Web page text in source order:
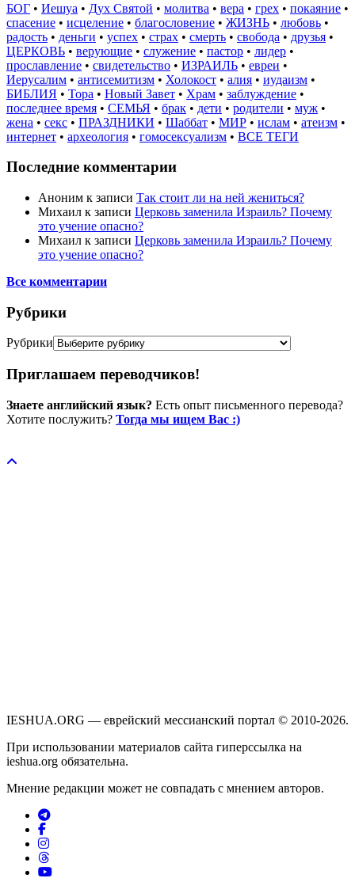
БОГ • Иешуа • Дух Святой • молитва • вера • грех • покаяние •
спасение • исцеление • благословение • ЖИЗНЬ • любовь •
радость • деньги • успех • страх • смерть • свобода • друзья •
ЦЕРКОВЬ • верующие • служение • пастор • лидер •
прославление • свидетельство • ИЗРАИЛЬ • евреи •
Иерусалим • антисемитизм • Холокост • алия • иудаизм •
БИБЛИЯ • Тора • Новый Завет • Храм • заблуждение •
последнее время • СЕМЬЯ • брак • дети • родители • муж •
жена • секс • ПРАЗДНИКИ • Шаббат • МИР • ислам • атеизм •
интернет • археология • гомосексуализм • ВСЕ ТЕГИ
Последние комментарии
Аноним к записи Так стоит ли на ней жениться?
Михаил к записи Церковь заменила Израиль? Почему
это учение опасно?
Михаил к записи Церковь заменила Израиль? Почему
это учение опасно?
Все комментарии
Рубрики
Рубрики
Приглашаем переводчиков!
Знаете английский язык? Есть опыт письменного перевода?
Хотите послужить? Тогда мы ищем Вас :)
IESHUA.ORG — еврейский мессианский портал © 2010-2026.
При использовании материалов сайта гиперссылка на
ieshua.org обязательна.
Мнение редакции может не совпадать с мнением авторов.